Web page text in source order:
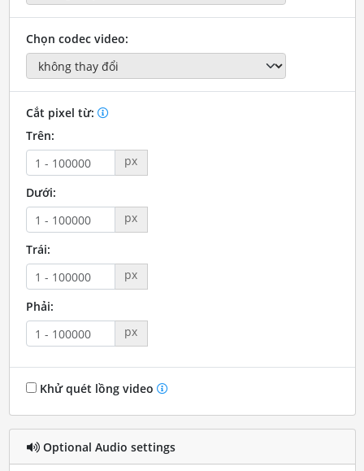
Chọn codec video:
Cắt pixel từ:
Trên:
px
Dưới:
px
Trái:
px
Phải:
px
Khử quét lồng video
Optional Audio settings